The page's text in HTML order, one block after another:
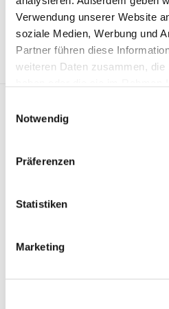
Verwendung unserer Website
soziale Medien, Werbung und
Partner führen diese
weiteren Daten zusammen, die
Notwendig
Präferenzen
Statistiken
Marketing
Die hier vorgestellten Ergebnisse der
basieren auf einem interdisziplinär
analytisch-methodischen Markt- und
Gesellschaftsbeobachtungsprozessen.
Mehr